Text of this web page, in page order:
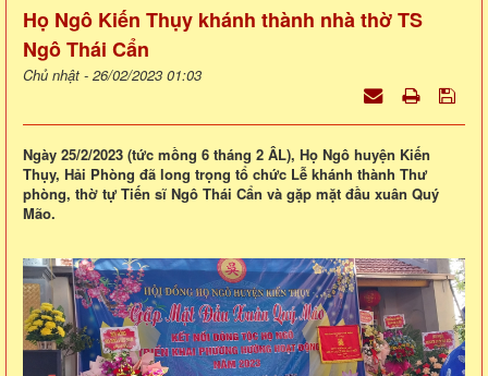
Họ Ngô Kiến Thụy khánh thành nhà thờ TS
Ngô Thái Cẩn
Chủ nhật - 26/02/2023 01:03
Ngày 25/2/2023 (tức mồng 6 tháng 2 ÂL), Họ Ngô huyện Kiến
Thụy, Hải Phòng đã long trọng tổ chức Lễ khánh thành Thư
phòng, thờ tự Tiến sĩ Ngô Thái Cẩn và gặp mặt đầu xuân Quý
Mão.